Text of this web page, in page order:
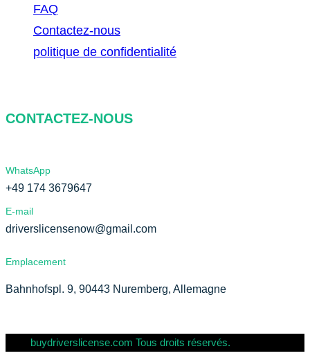
FAQ
Contactez-nous
politique de confidentialité
CONTACTEZ-NOUS
WhatsApp
+49 174 3679647
E-mail
driverslicensenow@gmail.com
Emplacement
Bahnhofspl. 9, 90443 Nuremberg, Allemagne
buydriverslicense.com Tous droits réservés.